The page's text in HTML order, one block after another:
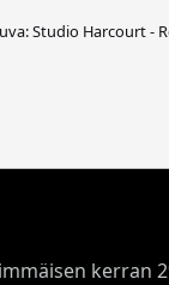
Studio Harcourt -
kerran